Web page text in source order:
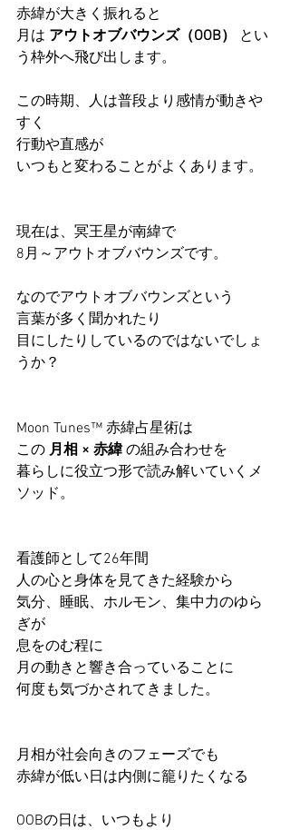
赤緯が大きく振れると
月は アウトオブバウンズ（OOB）
とい
う枠外へ飛び出します。
この時期、人は普段より感情が動きや
すく
行動や直感が
いつもと変わることがよくあります。
現在は、冥王星が南緯で
8月～アウトオブバウンズです。
なのでアウトオブバウンズという
言葉が多く聞かれたり
目にしたりしているのではないでしょ
うか？
Moon Tunes™ 赤緯占星術は
この 月相 × 赤緯 の組み合わせを
暮らしに役立つ形で読み解いていくメ
ソッド。
看護師として26年間
人の心と身体を見てきた経験から
気分、睡眠、ホルモン、集中力のゆら
ぎが
息をのむ程に
月の動きと響き合っていることに
何度も気づかされてきました。
月相が社会向きのフェーズでも
赤緯が低い日は内側に籠りたくなる
OOBの日は、いつもより